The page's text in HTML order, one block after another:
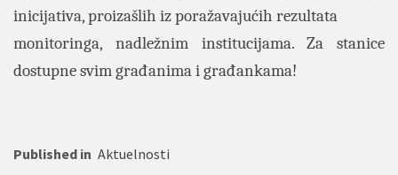
inicijativa, proizašlih iz poražavajućih rezultata
monitoringa, nadležnim institucijama. Za stanice
dostupne svim građanima i građankama!
Published in Aktuelnosti